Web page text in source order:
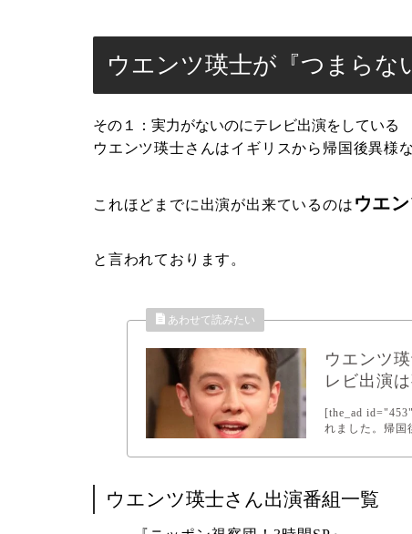
ウエンツ瑛士が『つまらな
その１：実力がないのにテレビ出演をしている
ウエンツ瑛士さんはイギリスから帰国後異様
これほどまでに出演が出来ているのは ウエ
と言われております。
ウエンツ
レビ出演
[the_ad
れました。帰国
ウエンツ瑛士さん出演番組一覧